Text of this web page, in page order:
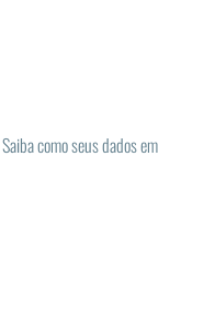
Saiba como seus dados em